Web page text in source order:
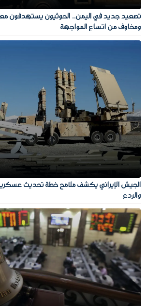
تصعيد جديد في اليمن.. الحوثيون يستهدفون
ومخاوف من اتساع المواجهة
الجيش الإيراني يكشف ملامح خطة تحديث عسكرية
والردع